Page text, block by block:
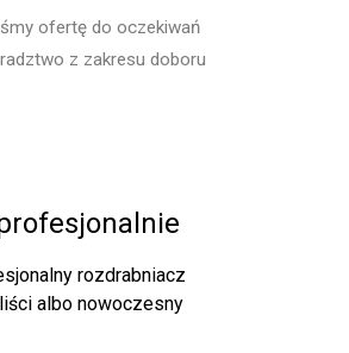
ofertę do oczekiwań
z zakresu doboru
rozdrabniacz
albo nowoczesny